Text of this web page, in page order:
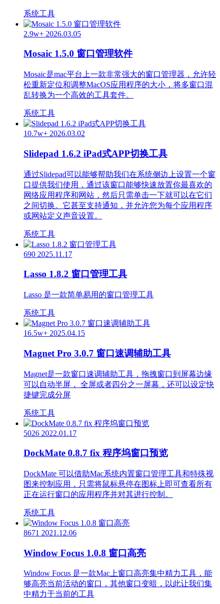
系统工具
2.9w+ 2026.03.05
Mosaic 1.5.0 窗口管理软件
Mosaic是mac平台上一款非常强大的窗口管理器，允许轻
松重新定位和调整MacOS应用程序的大小，将多窗口混
乱转换为一个高效的工具套件。
系统工具
10.7w+ 2026.03.02
Slidepad 1.6.2 iPad式APP切换工具
通过Slidepad可以能够帮助我们在系统侧边上设置一个窗
口提供我们使用，通过该窗口能够快速放置你最喜欢的
网络应用程序和网站，然后只需单击一下就可以在它们
之间切换。它甚至支持通知，并允许您为每个应用程序
或网站定义声音设置。
系统工具
690 2025.11.17
Lasso 1.8.2 窗口管理工具
Lasso 是一款简单易用的窗口管理工具
系统工具
16.5w+ 2025.04.15
Magnet Pro 3.0.7 窗口速调辅助工具
Magnet是一款窗口速调辅助工具，拖拽窗口到屏幕边缘
可以自动半屏， 全屏或者四分之一屏幕，还可以设定快
捷键完成分屏
系统工具
5026 2022.01.17
DockMate 0.8.7 fix 程序坞窗口预览
DockMate 可以借助Mac系统内置窗口管理工具和特殊视
图来控制应用，只需将鼠标悬停在图标上即可查看所有
正在运行窗口的应用程序并对其进行控制。
系统工具
8671 2021.12.06
Window Focus 1.0.8 窗口高亮
Window Focus 是一款Mac上窗口高亮集中精力工具，能
够高亮当前活动的窗口，其他窗口变暗，以此让我们集
中精力于当前的工具